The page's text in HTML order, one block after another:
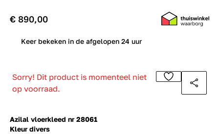
Azilal vloerkleed nr 28061
Kleur divers
€ 890,00
Keer bekeken in de afgelopen 24 uur
Sorry! Dit product is momenteel niet
op voorraad.